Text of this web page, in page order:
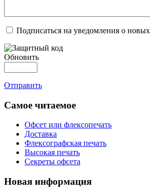
Подписаться на уведомления о
Обновить
Отправить
Самое читаемое
Офсет или флексопечать
Доставка
Флексографская печать
Высокая печать
Секреты офсета
Новая информация